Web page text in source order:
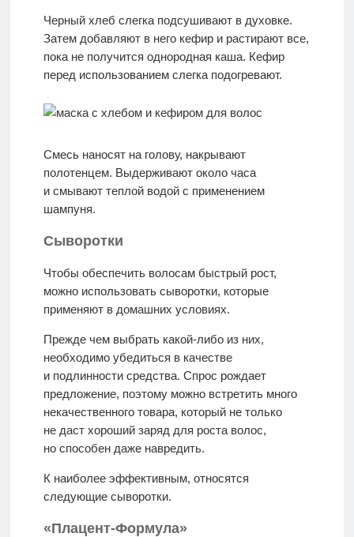
Черный хлеб слегка подсушивают в духовке.
Затем добавляют в него кефир и растирают все,
пока не получится однородная каша. Кефир
перед использованием слегка подогревают.
Смесь наносят на голову, накрывают
полотенцем. Выдерживают около часа
и смывают теплой водой с применением
шампуня.
Сыворотки
Чтобы обеспечить волосам быстрый рост,
можно использовать сыворотки, которые
применяют в домашних условиях.
Прежде чем выбрать какой-либо из них,
необходимо убедиться в качестве
и подлинности средства. Спрос рождает
предложение, поэтому можно встретить много
некачественного товара, который не только
не даст хороший заряд для роста волос,
но способен даже навредить.
К наиболее эффективным, относятся
следующие сыворотки.
«Плацент-Формула»